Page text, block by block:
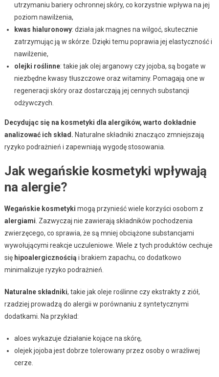
utrzymaniu bariery ochronnej skóry, co korzystnie wpływa na jej
poziom nawilżenia,
kwas hialuronowy: działa jak magnes na wilgoć, skutecznie
zatrzymując ją w skórze. Dzięki temu poprawia jej elastyczność i
nawilżenie,
olejki roślinne: takie jak olej arganowy czy jojoba, są bogate w
niezbędne kwasy tłuszczowe oraz witaminy. Pomagają one w
regeneracji skóry oraz dostarczają jej cennych substancji
odżywczych.
Decydując się na kosmetyki dla alergików, warto dokładnie
analizować ich skład. Naturalne składniki znacząco zmniejszają
ryzyko podrażnień i zapewniają wygodę stosowania.
Jak wegańskie kosmetyki wpływają
na alergie?
Wegańskie kosmetyki mogą przynieść wiele korzyści osobom z
alergiami . Zazwyczaj nie zawierają składników pochodzenia
zwierzęcego, co sprawia, że są mniej obciążone substancjami
wywołującymi reakcje uczuleniowe. Wiele z tych produktów cechuje
się hipoalergicznością i brakiem zapachu, co dodatkowo
minimalizuje ryzyko podrażnień.
Naturalne składniki, takie jak oleje roślinne czy ekstrakty z ziół,
rzadziej prowadzą do alergii w porównaniu z syntetycznymi
dodatkami. Na przykład:
aloes wykazuje działanie kojące na skórę,
olejek jojoba jest dobrze tolerowany przez osoby o wrażliwej
cerze.